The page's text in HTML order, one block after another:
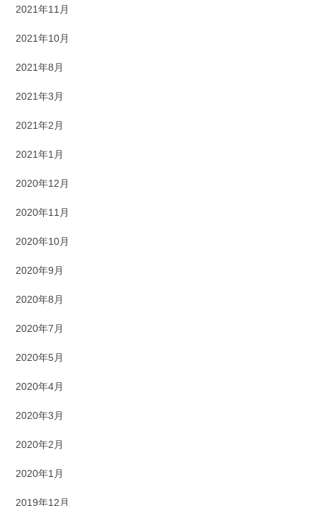
2021年11月
2021年10月
2021年8月
2021年3月
2021年2月
2021年1月
2020年12月
2020年11月
2020年10月
2020年9月
2020年8月
2020年7月
2020年5月
2020年4月
2020年3月
2020年2月
2020年1月
2019年12月